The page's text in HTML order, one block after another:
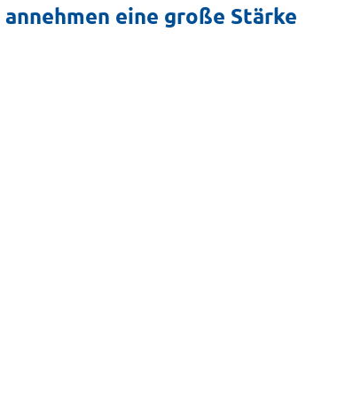
eine große Stärke